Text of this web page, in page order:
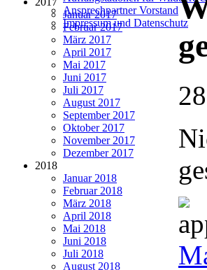
Ansprechpartner Vorstand
Impressum und Datenschutz
Januar 2017
Februar 2017
März 2017
April 2017
Mai 2017
Juni 2017
Juli 2017
August 2017
September 2017
Oktober 2017
November 2017
Dezember 2017
2018
Januar 2018
Februar 2018
März 2018
April 2018
Mai 2018
Juni 2018
Juli 2018
August 2018